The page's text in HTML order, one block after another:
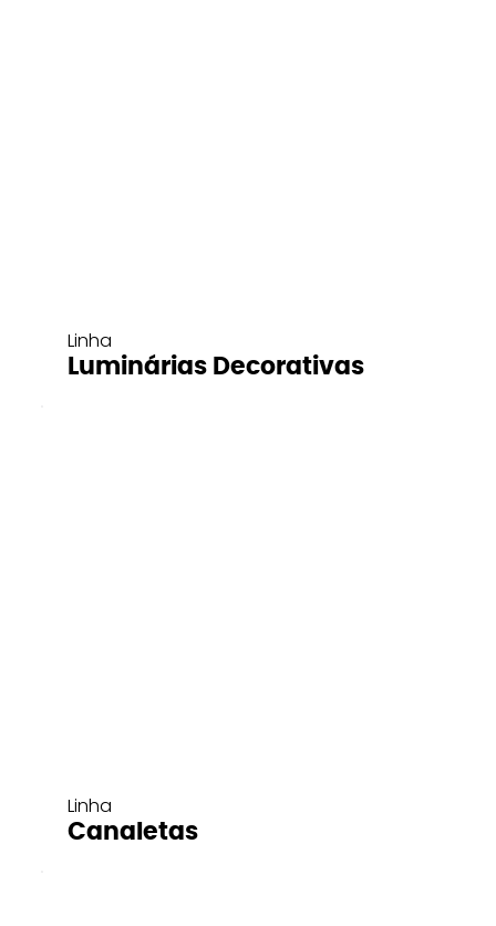
Linha
Luminárias Decorativas
Linha
Canaletas